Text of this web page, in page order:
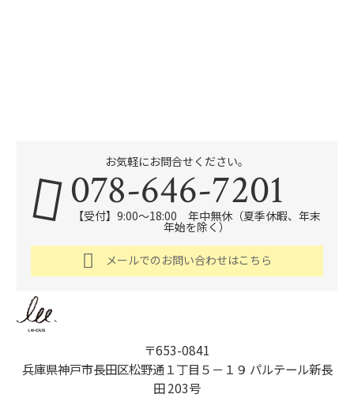
〒653-0841
兵庫県神戸市長田区松野通１丁目５－１９ パルテール新長
田 203号
お気軽にお問合せください。
078-646-7201
【受付】9:00～18:00 年中無休（夏季休暇、年末
年始を除く）
メールでのお問い合わせはこちら